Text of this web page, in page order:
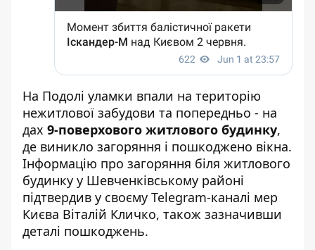
На Подолі уламки впали на територію
нежитлової забудови та попередньо - на
дах 9-поверхового житлового будинку,
де виникло загоряння і пошкоджено вікна.
Інформацію про загоряння біля житлового
будинку у Шевченківському районі
підтвердив у своєму Telegram-каналі мер
Києва Віталій Кличко, також зазначивши
деталі пошкоджень.